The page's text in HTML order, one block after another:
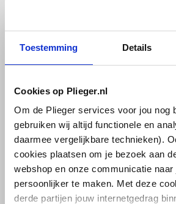
Toestemming Details
Cookies op Plieger.nl
Om de Plieger services voor jou nog
gebruiken wij altijd functionele en
daarmee vergelijkbare technieken).
cookies plaatsen om je bezoek aan
webshop en onze communicatie
persoonlijker te maken. Met deze
derde partijen jouw internetgedrag